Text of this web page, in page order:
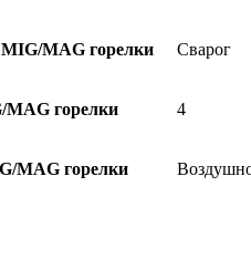
MAG горелки Сварог
MAG горелки 4
MAG горелки